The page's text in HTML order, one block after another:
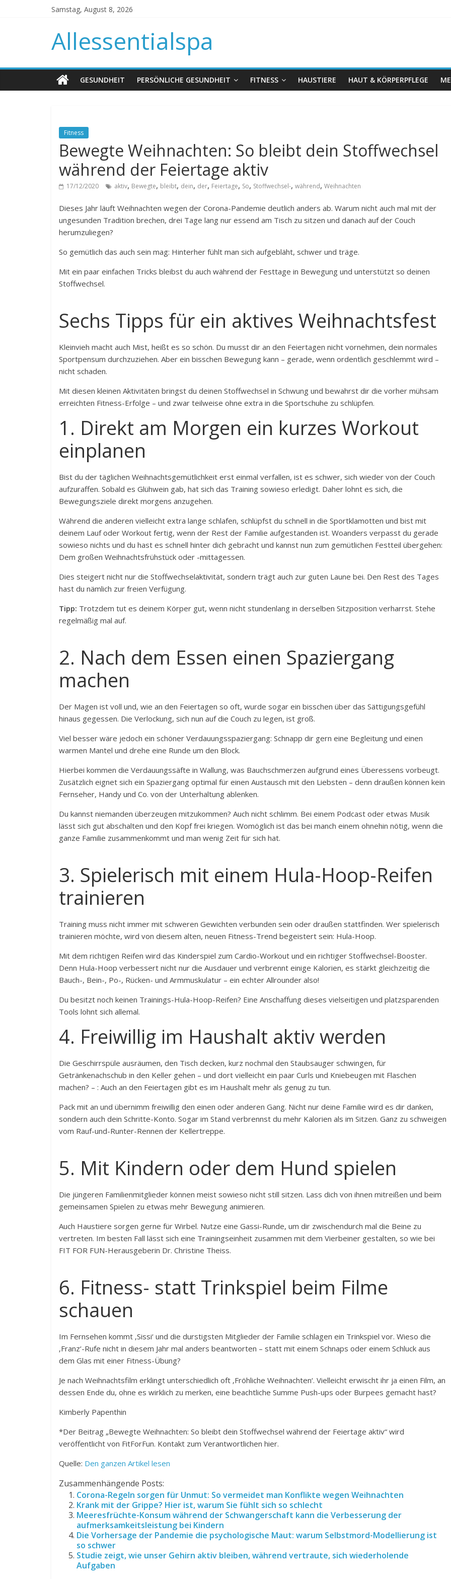
Samstag, August 8, 2026
Allessentialspa
GESUNDHEIT PERSÖNLICHE GESUNDHEIT FITNESS HAUSTIERE HAUT & KÖRPERPFLEGE
Fitness
Bewegte Weihnachten: So bleibt dein Stoffwechsel
während der Feiertage aktiv
17/12/2020 aktiv, Bewegte, bleibt, dein, der, Feiertage, So, Stoffwechsel-, während, Weihnachten
Dieses Jahr läuft Weihnachten wegen der Corona-Pandemie deutlich anders ab. Warum nicht auch mal mit der
ungesunden Tradition brechen, drei Tage lang nur essend am Tisch zu sitzen und danach auf der Couch
herumzuliegen?
So gemütlich das auch sein mag: Hinterher fühlt man sich aufgebläht, schwer und träge.
Mit ein paar einfachen Tricks bleibst du auch während der Festtage in Bewegung und unterstützt so deinen
Stoffwechsel.
Sechs Tipps für ein aktives Weihnachtsfest
Kleinvieh macht auch Mist, heißt es so schön. Du musst dir an den Feiertagen nicht vornehmen, dein normales
Sportpensum durchzuziehen. Aber ein bisschen Bewegung kann – gerade, wenn ordentlich geschlemmt wird –
nicht schaden.
Mit diesen kleinen Aktivitäten bringst du deinen Stoffwechsel in Schwung und bewahrst dir die vorher mühsam
erreichten Fitness-Erfolge – und zwar teilweise ohne extra in die Sportschuhe zu schlüpfen.
1. Direkt am Morgen ein kurzes Workout
einplanen
Bist du der täglichen Weihnachtsgemütlichkeit erst einmal verfallen, ist es schwer, sich wieder von der Couch
aufzuraffen. Sobald es Glühwein gab, hat sich das Training sowieso erledigt. Daher lohnt es sich, die
Bewegungsziele direkt morgens anzugehen.
Während die anderen vielleicht extra lange schlafen, schlüpfst du schnell in die Sportklamotten und bist mit
deinem Lauf oder Workout fertig, wenn der Rest der Familie aufgestanden ist. Woanders verpasst du gerade
sowieso nichts und du hast es schnell hinter dich gebracht und kannst nun zum gemütlichen Festteil übergehen:
Dem großen Weihnachtsfrühstück oder -mittagessen.
Dies steigert nicht nur die Stoffwechselaktivität, sondern trägt auch zur guten Laune bei. Den Rest des Tages
hast du nämlich zur freien Verfügung.
Tipp: Trotzdem tut es deinem Körper gut, wenn nicht stundenlang in derselben Sitzposition verharrst. Stehe
regelmäßig mal auf.
2. Nach dem Essen einen Spaziergang
machen
Der Magen ist voll und, wie an den Feiertagen so oft, wurde sogar ein bisschen über das Sättigungsgefühl
hinaus gegessen. Die Verlockung, sich nun auf die Couch zu legen, ist groß.
Viel besser wäre jedoch ein schöner Verdauungsspaziergang: Schnapp dir gern eine Begleitung und einen
warmen Mantel und drehe eine Runde um den Block.
Hierbei kommen die Verdauungssäfte in Wallung, was Bauchschmerzen aufgrund eines Überessens vorbeugt.
Zusätzlich eignet sich ein Spaziergang optimal für einen Austausch mit den Liebsten – denn draußen können kein
Fernseher, Handy und Co. von der Unterhaltung ablenken.
Du kannst niemanden überzeugen mitzukommen? Auch nicht schlimm. Bei einem Podcast oder etwas Musik
lässt sich gut abschalten und den Kopf frei kriegen. Womöglich ist das bei manch einem ohnehin nötig, wenn die
ganze Familie zusammenkommt und man wenig Zeit für sich hat.
3. Spielerisch mit einem Hula-Hoop-Reifen
trainieren
Training muss nicht immer mit schweren Gewichten verbunden sein oder draußen stattfinden. Wer spielerisch
trainieren möchte, wird von diesem alten, neuen Fitness-Trend begeistert sein: Hula-Hoop.
Mit dem richtigen Reifen wird das Kinderspiel zum Cardio-Workout und ein richtiger Stoffwechsel-Booster.
Denn Hula-Hoop verbessert nicht nur die Ausdauer und verbrennt einige Kalorien, es stärkt gleichzeitig die
Bauch-, Bein-, Po-, Rücken- und Armmuskulatur – ein echter Allrounder also!
Du besitzt noch keinen Trainings-Hula-Hoop-Reifen? Eine Anschaffung dieses vielseitigen und platzsparenden
Tools lohnt sich allemal.
4. Freiwillig im Haushalt aktiv werden
Die Geschirrspüle ausräumen, den Tisch decken, kurz nochmal den Staubsauger schwingen, für
Getränkenachschub in den Keller gehen – und dort vielleicht ein paar Curls und Kniebeugen mit Flaschen
machen? – : Auch an den Feiertagen gibt es im Haushalt mehr als genug zu tun.
Pack mit an und übernimm freiwillig den einen oder anderen Gang. Nicht nur deine Familie wird es dir danken,
sondern auch dein Schritte-Konto. Sogar im Stand verbrennst du mehr Kalorien als im Sitzen. Ganz zu schweigen
vom Rauf-und-Runter-Rennen der Kellertreppe.
5. Mit Kindern oder dem Hund spielen
Die jüngeren Familienmitglieder können meist sowieso nicht still sitzen. Lass dich von ihnen mitreißen und beim
gemeinsamen Spielen zu etwas mehr Bewegung animieren.
Auch Haustiere sorgen gerne für Wirbel. Nutze eine Gassi-Runde, um dir zwischendurch mal die Beine zu
vertreten. Im besten Fall lässt sich eine Trainingseinheit zusammen mit dem Vierbeiner gestalten, so wie bei
FIT FOR FUN-Herausgeberin Dr. Christine Theiss.
6. Fitness- statt Trinkspiel beim Filme
schauen
Im Fernsehen kommt ‚Sissi‘ und die durstigsten Mitglieder der Familie schlagen ein Trinkspiel vor. Wieso die
‚Franz‘-Rufe nicht in diesem Jahr mal anders beantworten – statt mit einem Schnaps oder einem Schluck aus
dem Glas mit einer Fitness-Übung?
Je nach Weihnachtsfilm erklingt unterschiedlich oft ‚Fröhliche Weihnachten‘. Vielleicht erwischt ihr ja einen Film, an
dessen Ende du, ohne es wirklich zu merken, eine beachtliche Summe Push-ups oder Burpees gemacht hast?
Kimberly Papenthin
*Der Beitrag „Bewegte Weihnachten: So bleibt dein Stoffwechsel während der Feiertage aktiv“ wird
veröffentlicht von FitForFun. Kontakt zum Verantwortlichen hier.
Quelle: Den ganzen Artikel lesen
Zusammenhängende Posts:
Corona-Regeln sorgen für Unmut: So vermeidet man Konflikte wegen Weihnachten
Krank mit der Grippe? Hier ist, warum Sie fühlt sich so schlecht
Meeresfrüchte-Konsum während der Schwangerschaft kann die Verbesserung der
aufmerksamkeitsleistung bei Kindern
Die Vorhersage der Pandemie die psychologische Maut: warum Selbstmord-Modellierung ist
so schwer
Studie zeigt, wie unser Gehirn aktiv bleiben, während vertraute, sich wiederholende
Aufgaben